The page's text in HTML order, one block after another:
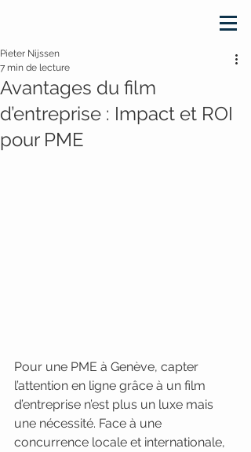
Avantages du film
d’entreprise : Impact et ROI
pour PME
Pieter Nijssen
7 min de lecture
Pour une PME à Genève, capter
l’attention en ligne grâce à un film
d’entreprise n’est plus un luxe mais
une nécessité. Face à une
concurrence locale et internationale,